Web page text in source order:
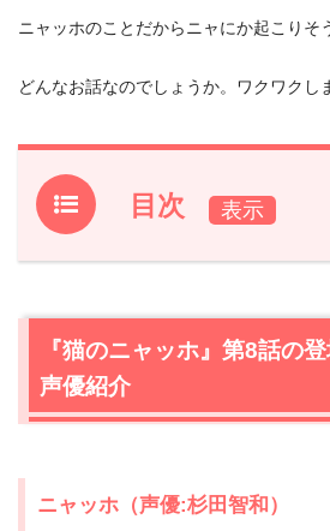
ニャッホのことだからニャにか起こりそ
どんなお話なのでしょうか。ワクワクし
目次
1.『猫のニャッホ』第8話の登場キ
2.『猫のニャッホ』を視聴できる動
3.【ネタバレ】『猫のニャッホ』
自信作完成にゃ！さっそくテオ
たが…
『猫のニャッホ』第8話の
声優紹介
ニャッホ（声優:杉田智和）